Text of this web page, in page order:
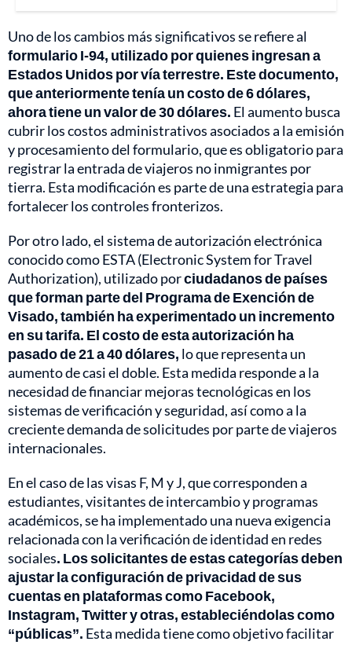
Uno de los cambios más significativos se refiere al
formulario I-94, utilizado por quienes ingresan a
Estados Unidos por vía terrestre. Este documento,
que anteriormente tenía un costo de 6 dólares,
ahora tiene un valor de 30 dólares. El aumento busca
cubrir los costos administrativos asociados a la emisión
y procesamiento del formulario, que es obligatorio para
registrar la entrada de viajeros no inmigrantes por
tierra. Esta modificación es parte de una estrategia para
fortalecer los controles fronterizos.
Por otro lado, el sistema de autorización electrónica
conocido como ESTA (Electronic System for Travel
Authorization), utilizado porciudadanos de países
que forman parte del Programa de Exención de
Visado, también ha experimentado un incremento
en su tarifa. El costo de esta autorización ha
pasado de 21 a 40 dólares, lo que representa un
aumento de casi el doble. Esta medida responde a la
necesidad de financiar mejoras tecnológicas en los
sistemas de verificación y seguridad, así como a la
creciente demanda de solicitudes por parte de viajeros
internacionales.
En el caso de las visas F, M y J, que corresponden a
estudiantes, visitantes de intercambio y programas
académicos, se ha implementado una nueva exigencia
relacionada con la verificación de identidad en redes
sociales. Los solicitantes de estas categorías deben
ajustar la configuración de privacidad de sus
cuentas en plataformas como Facebook,
Instagram, Twitter y otras, estableciéndolas como
“públicas”. Esta medida tiene como objetivo facilitar